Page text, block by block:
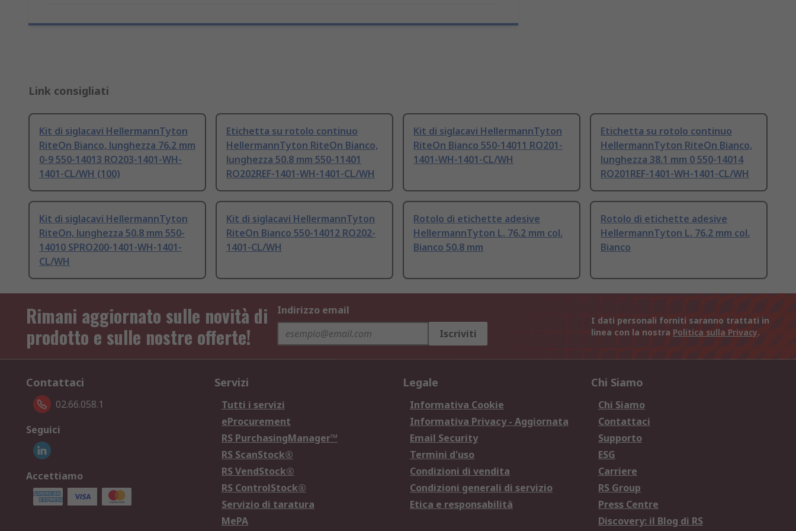
Link consigliati
Kit di siglacavi HellermannTyton
RiteOn Bianco, lunghezza 76.2 mm
0-9 550-14013 RO203-1401-WH-
1401-CL/WH (100)
Etichetta su rotolo continuo
HellermannTyton RiteOn Bianco,
lunghezza 50.8 mm 550-11401
RO202REF-1401-WH-1401-CL/WH
Kit di siglacavi HellermannTyton
RiteOn Bianco 550-14011 RO201-
1401-WH-1401-CL/WH
Etichetta su rotolo continuo
HellermannTyton RiteOn Bianco,
lunghezza 38.1 mm 0 550-14014
RO201REF-1401-WH-1401-CL/WH
Kit di siglacavi HellermannTyton
RiteOn, lunghezza 50.8 mm 550-
14010 SPRO200-1401-WH-1401-
CL/WH
Kit di siglacavi HellermannTyton
RiteOn Bianco 550-14012 RO202-
1401-CL/WH
Rotolo di etichette adesive
HellermannTyton L. 76.2 mm col.
Bianco 50.8 mm
Rotolo di etichette adesive
HellermannTyton L. 76.2 mm col.
Bianco
Rimani aggiornato sulle novità di
prodotto e sulle nostre offerte!
Indirizzo email
Iscriviti
I dati personali forniti saranno trattati in
linea con la nostra Politica sulla Privacy.
Contattaci
02.66.058.1
Seguici
Accettiamo
Servizi
Tutti i servizi
eProcurement
RS PurchasingManager™
RS ScanStock®
RS VendStock®
RS ControlStock®
Servizio di taratura
MePA
Legale
Informativa Cookie
Informativa Privacy - Aggiornata
Email Security
Termini d'uso
Condizioni di vendita
Condizioni generali di servizio
Etica e responsabilità
Chi Siamo
Chi Siamo
Contattaci
Supporto
ESG
Carriere
RS Group
Press Centre
Discovery: il Blog di RS